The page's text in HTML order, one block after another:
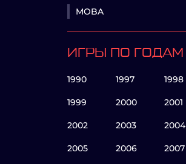
MOBA
ИГРЫ ПО ГОДАМ
1990 1997 1998
1999 2000 2001
2002 2003 2004
2005 2006 2007